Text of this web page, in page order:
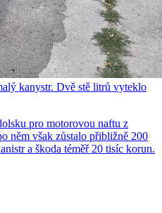
kanystr. Dvě stě litrů vyteklo
pro motorovou naftu z
něm však zůstalo přibližně 200
a škoda téměř 20 tisíc korun.